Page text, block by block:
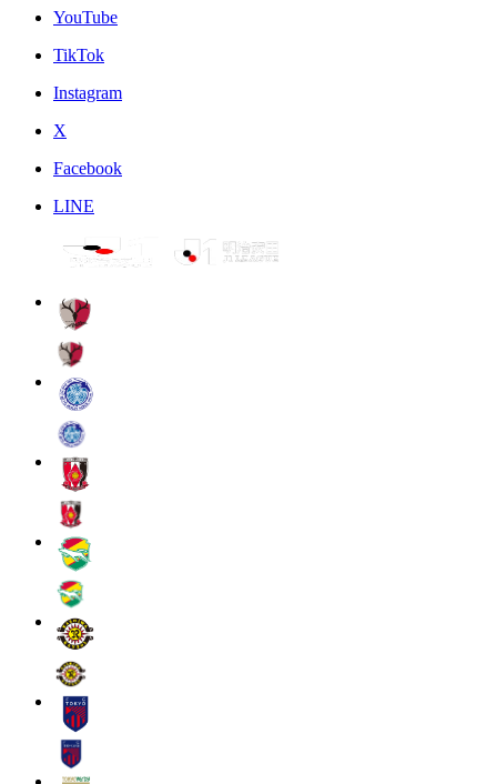
YouTube
TikTok
Instagram
X
Facebook
LINE